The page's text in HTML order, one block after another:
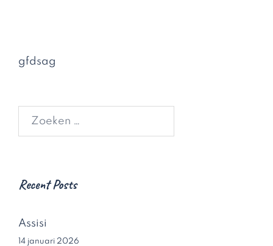
gfdsag
Zoeken
Recent Posts
Assisi
14 januari 2026